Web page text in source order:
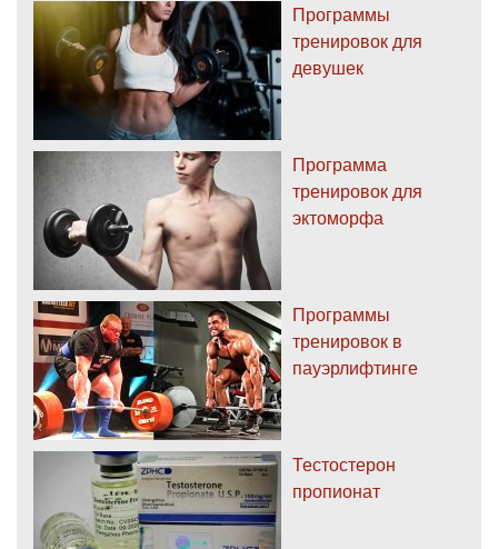
Программы
тренировок для
девушек
Программа
тренировок для
эктоморфа
Программы
тренировок в
пауэрлифтинге
Тестостерон
пропионат